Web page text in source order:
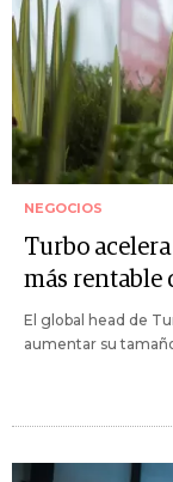
NEGOCIOS
Turbo
más rentable
El global head de
aumentar su